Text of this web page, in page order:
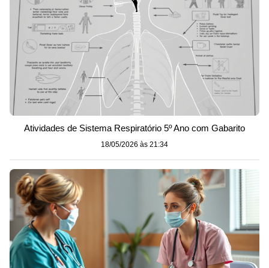
Atividades de Sistema Respiratório 5º Ano com Gabarito
18/05/2026 às 21:34